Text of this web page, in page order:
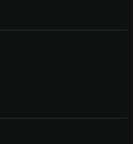
del sito e non
personali.